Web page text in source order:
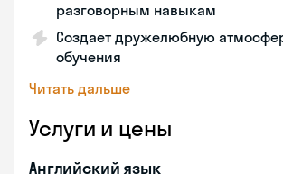
разговорным навыкам
Создает дружелюбную
обучения
Читать дальше
Услуги и цены
Английский язык